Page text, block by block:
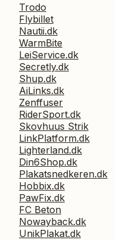
Trodo
Flybillet
Nautii.dk
WarmBite
LeiService.dk
Secretly.dk
Shup.dk
AiLinks.dk
Zenffuser
RiderSport.dk
Skovhuus Strik
LinkPlatform.dk
Lighterland.dk
Din6Shop.dk
Plakatsnedkeren.dk
Hobbix.dk
PawFix.dk
FC Beton
Nowayback.dk
UnikPlakat.dk